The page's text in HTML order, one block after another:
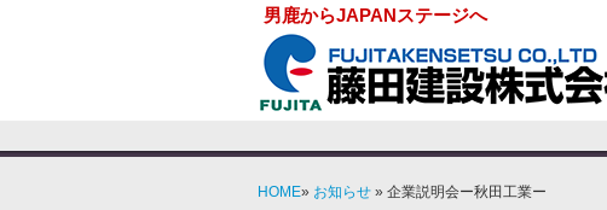
男鹿からJAPANステージへ
HOME» お知らせ » 企業説明会ー秋田工業ー